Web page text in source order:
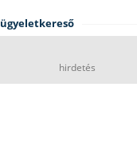
hirdetés